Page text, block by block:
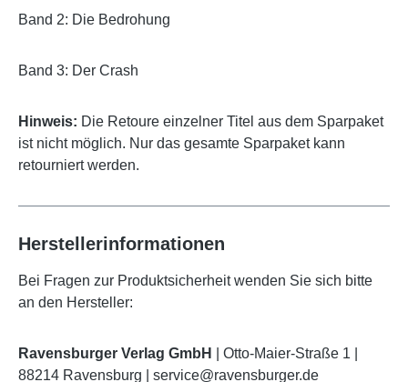
Band 2: Die Bedrohung
Band 3: Der Crash
Hinweis: Die Retoure einzelner Titel aus dem Sparpaket
ist nicht möglich. Nur das gesamte Sparpaket kann
retourniert werden.
Herstellerinformationen
Bei Fragen zur Produktsicherheit wenden Sie sich bitte
an den Hersteller:
Ravensburger Verlag GmbH
| Otto-Maier-Straße 1 |
88214 Ravensburg | service@ravensburger.de